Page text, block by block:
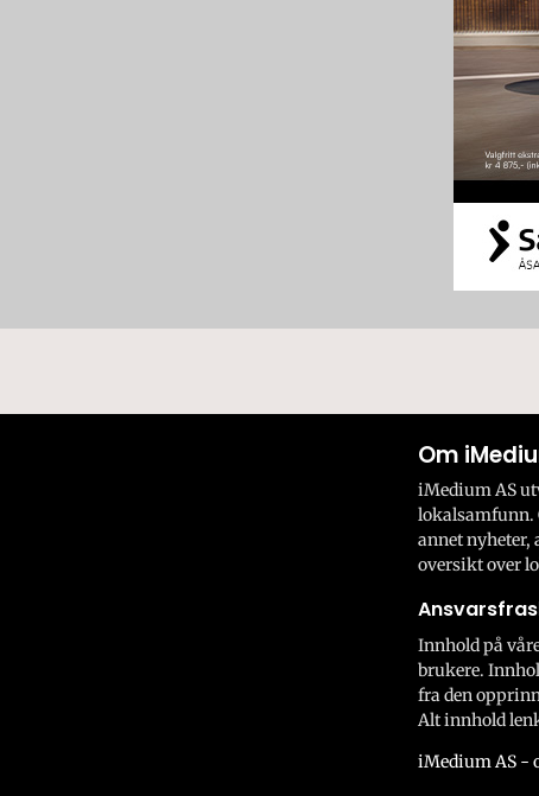
Om
iMedium AS
lokalsamfunn.
annet nyheter,
oversikt over
Innhold på
brukere.
fra den
Alt innhold
iMedium AS -